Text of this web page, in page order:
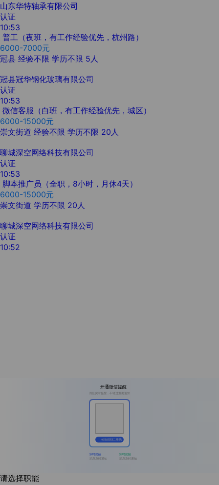
山东华特轴承有限公司
认证
10:53
普工（夜班，有工作经验优先，杭州路）
6000-7000元
冠县 经验不限 学历不限 5人
冠县冠华钢化玻璃有限公司
认证
10:53
微信客服（白班，有工作经验优先，城区）
6000-15000元
崇文街道 经验不限 学历不限 20人
聊城深空网络科技有限公司
认证
10:53
脚本推广员（全职，8小时，月休4天）
6000-15000元
崇文街道 学历不限 20人
聊城深空网络科技有限公司
认证
10:52
开通微信提醒
消息实时提醒，不错过重要通知
长按识别二维码
实时提醒
消息及时通知
实时提醒
消息及时通知
请选择职能